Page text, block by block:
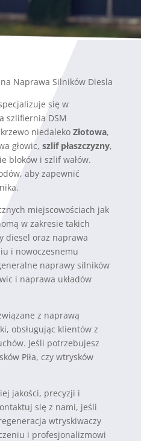
Naprawa Silników Diesla
się w
szlifiernia DSM
niedaleko Złotowa,
głowic, szlif płaszczyzny,
bloków i szlif wałów.
aby zapewnić
miejscowościach jak
w zakresie takich
diesel oraz naprawa
i nowoczesnemu
naprawy silników
i naprawa układów
z naprawą
obsługując klientów z
Jeśli potrzebujesz
Piła, czy wtrysków
jakości, precyzji i
się z nami, jeśli
wtryskiwaczy
i profesjonalizmowi